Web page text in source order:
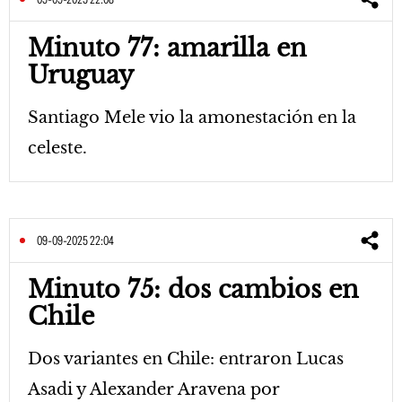
Minuto 77: amarilla en
Uruguay
Santiago Mele vio la amonestación en la
celeste.
09-09-2025 22:04
Minuto 75: dos cambios en
Chile
Dos variantes en Chile: entraron Lucas
Asadi y Alexander Aravena por